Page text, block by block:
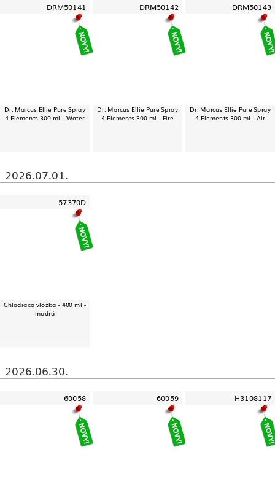
DRM50141
Dr. Marcus Ellie Pure Spray
4 Elements 300 ml - Water
DRM50142
Dr. Marcus Ellie Pure Spray
4 Elements 300 ml - Fire
DRM50143
Dr. Marcus Ellie Pure Spray
4 Elements 300 ml - Air
2026.07.01.
57370D
Chladiaca vložka - 400 ml -
modrá
2026.06.30.
60058 60059 H3108117